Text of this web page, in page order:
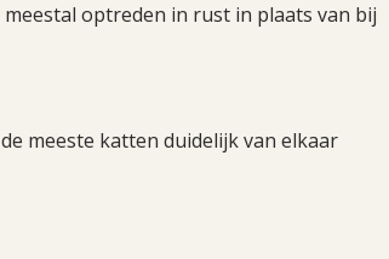
optreden in rust in plaats van bij
meeste katten duidelijk van elkaar